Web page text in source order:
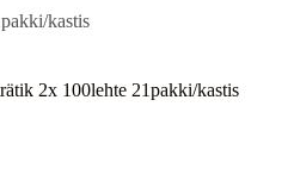
kastis
2x 100lehte 21pakki/kastis